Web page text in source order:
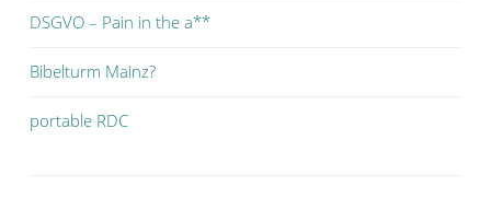
DSGVO – Pain in the a**
Bibelturm Mainz?
portable RDC